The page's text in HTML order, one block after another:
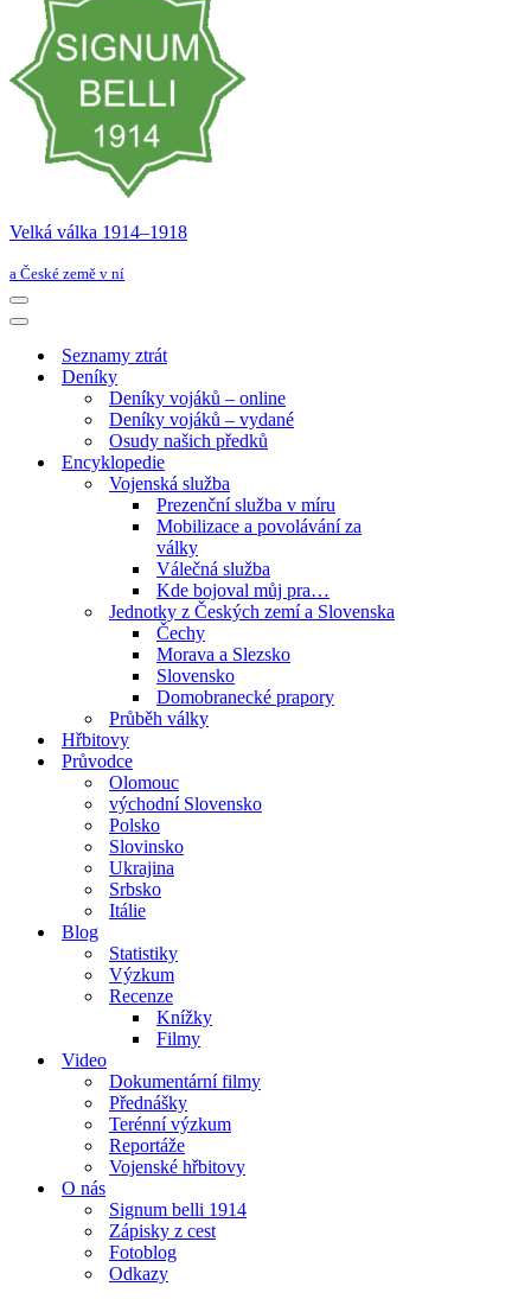
Velká válka 1914–⁠⁠⁠⁠⁠⁠1918
a České země v ní
Navigační
menu
Navigační
Seznamy ztrát
Deníky
Deníky vojáků – online
Deníky vojáků – vydané
Osudy našich předků
Encyklopedie
Vojenská služba
Prezenční služba v míru
Mobilizace a povolávání za
války
Válečná služba
Kde bojoval můj pra…
Jednotky z Českých zemí a Slovenska
Čechy
Morava a Slezsko
Slovensko
Domobranecké prapory
Průběh války
Hřbitovy
Průvodce
Olomouc
východní Slovensko
Polsko
Slovinsko
Ukrajina
Srbsko
Itálie
Blog
Statistiky
Výzkum
Recenze
Knížky
Filmy
Video
Dokumentární filmy
Přednášky
Terénní výzkum
Reportáže
Vojenské hřbitovy
O nás
Signum belli 1914
Zápisky z cest
Fotoblog
Odkazy